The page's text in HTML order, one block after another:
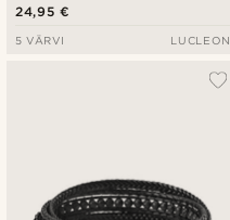
24,95 €
5 VÄRVI LUCLEON